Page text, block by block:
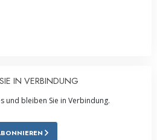
IN VERBINDUNG
und bleiben Sie in Verbindung.